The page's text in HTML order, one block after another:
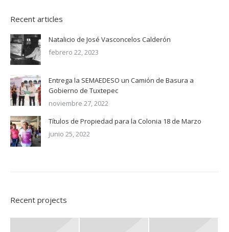
Recent articles
Natalicio de José Vasconcelos Calderón
febrero 22, 2023
Entrega la SEMAEDESO un Camión de Basura a
Gobierno de Tuxtepec
noviembre 27, 2022
Títulos de Propiedad para la Colonia 18 de Marzo
junio 25, 2022
Recent projects